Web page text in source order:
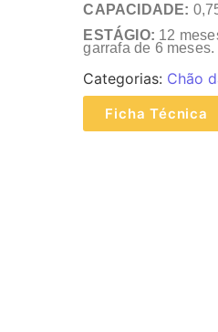
CAPACIDADE:
ESTÁGIO: 12
garrafa de 6 meses.
Categorias: Chão
Ficha Técnica